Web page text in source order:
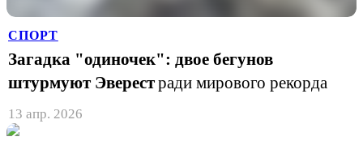
СПОРТ
Загадка "одиночек": двое бегунов
штурмуют Эверестради мирового рекорда
13 апр. 2026